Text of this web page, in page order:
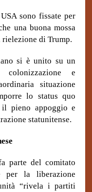
sono fissate per
una buona mossa
di Trump.
si è unito su un
colonizzazione e
situazione
lo status quo
pieno appoggio e
statunitense.
parte del comitato
per la liberazione
“rivela i partiti